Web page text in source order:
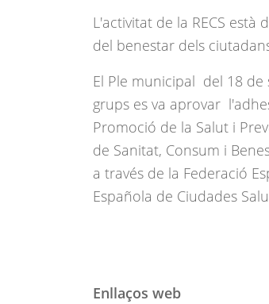
L'activitat de la RECS
del benestar dels
El Ple municipal del 18
grups es va aprovar
Promoció de la Salut i
de Sanitat, Consum i
a través de la Federació
Española de Ciudades
Enllaços web